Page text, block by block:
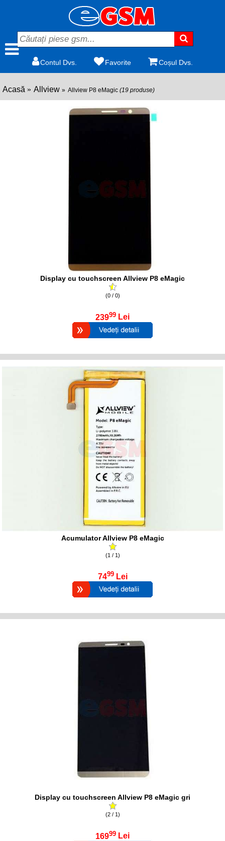
Contul Dvs. Favorite Coșul Dvs.
Acasă Allview Allview P8 eMagic (19 produse)
Display cu touchscreen Allview P8 eMagic
(0 / 0)
23999 Lei
Acumulator Allview P8 eMagic
(1 / 1)
7499 Lei
Display cu touchscreen Allview P8 eMagic gri
(2 / 1)
16999 Lei